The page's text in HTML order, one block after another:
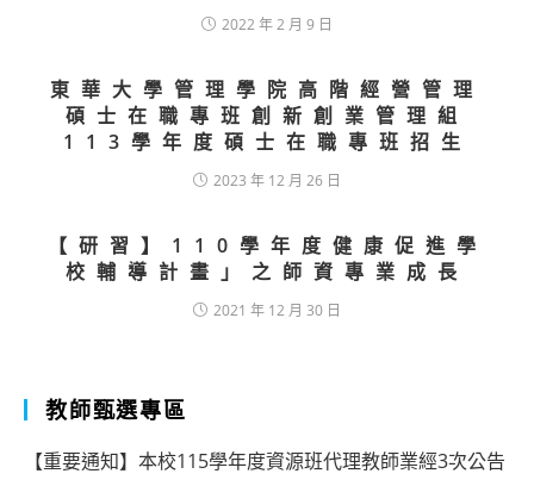
2022 年 2 月 9 日
東華大學管理學院高階經營管理
碩士在職專班創新創業管理組
113學年度碩士在職專班招生
2023 年 12 月 26 日
【研習】110學年度健康促進學
校輔導計畫」之師資專業成長
2021 年 12 月 30 日
教師甄選專區
【重要通知】本校115學年度資源班代理教師業經3次公告